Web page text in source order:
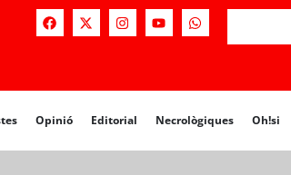
Opinió Editorial Necrològiques Oh!si
Opinió Editorial Necrològiques